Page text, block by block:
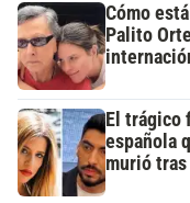
Cómo
Palito
El trágico
española
murió